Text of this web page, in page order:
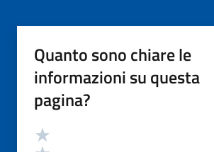
Quanto sono chiare le
informazioni su questa
pagina?
Valutazione